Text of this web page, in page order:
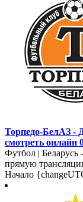
Торпедо-БелАЗ -
смотреть онлайн
Футбол | Беларусь
прямую
Начало